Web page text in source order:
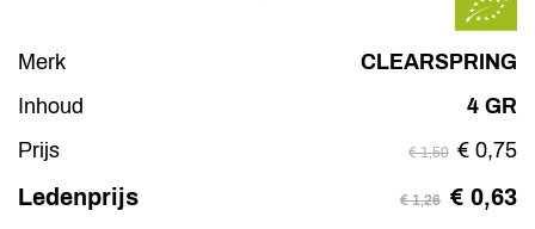
Merk
CLEARSPRING
Inhoud
4 GR
Prijs
€ 1,50 € 0,75
Ledenprijs € 1,26 € 0,63